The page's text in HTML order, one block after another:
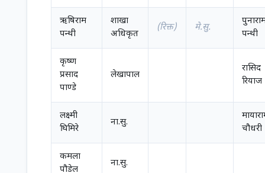
ऋषिराम
पन्थी
शाखा
अधिकृत
(रिक्त) मे.सु.
पन्थी
कृष्ण
प्रसाद
पाण्डे
लेखापाल
रासिद
रियाज
लक्ष्मी
घिमिरे
ना.सु.
चौधरी
कमला
पौडेल
ना.सु.